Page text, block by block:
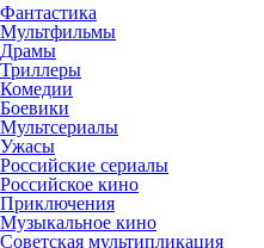
Фантастика
Мультфильмы
Драмы
Триллеры
Комедии
Боевики
Мультсериалы
Ужасы
Российские сериалы
Российское кино
Приключения
Музыкальное кино
Советская мультипликация